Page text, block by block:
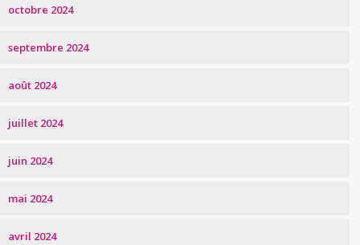
octobre 2024
septembre 2024
août 2024
juillet 2024
juin 2024
mai 2024
avril 2024